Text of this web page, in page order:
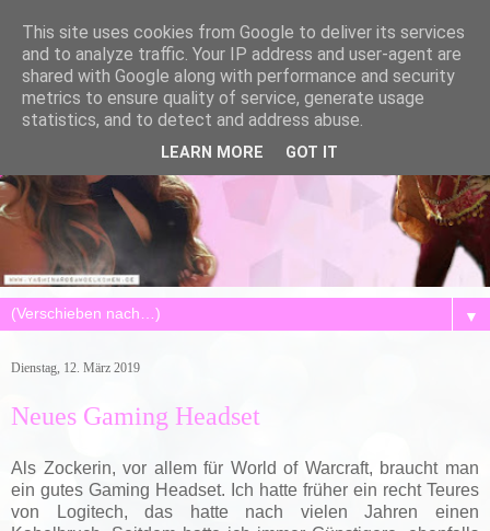
▼
Dienstag, 12. März 2019
Neues Gaming Headset
Als Zockerin, vor allem für World of Warcraft, braucht man
ein gutes Gaming Headset. Ich hatte früher ein recht Teures
von Logitech, das hatte nach vielen Jahren einen
This site uses cookies from Google to deliver its services
and to analyze traffic. Your IP address and user-agent are
shared with Google along with performance and security
metrics to ensure quality of service, generate usage
statistics, and to detect and address abuse.
LEARN MORE GOT IT